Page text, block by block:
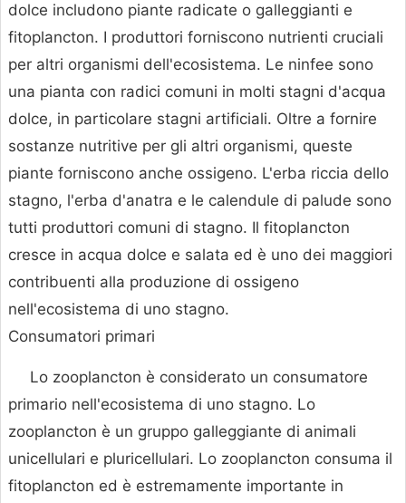
dolce includono piante radicate o galleggianti e
fitoplancton. I produttori forniscono nutrienti cruciali
per altri organismi dell'ecosistema. Le ninfee sono
una pianta con radici comuni in molti stagni d'acqua
dolce, in particolare stagni artificiali. Oltre a fornire
sostanze nutritive per gli altri organismi, queste
piante forniscono anche ossigeno. L'erba riccia dello
stagno, l'erba d'anatra e le calendule di palude sono
tutti produttori comuni di stagno. Il fitoplancton
cresce in acqua dolce e salata ed è uno dei maggiori
contribuenti alla produzione di ossigeno
nell'ecosistema di uno stagno.
Consumatori primari
Lo zooplancton è considerato un consumatore
primario nell'ecosistema di uno stagno. Lo
zooplancton è un gruppo galleggiante di animali
unicellulari e pluricellulari. Lo zooplancton consuma il
fitoplancton ed è estremamente importante in